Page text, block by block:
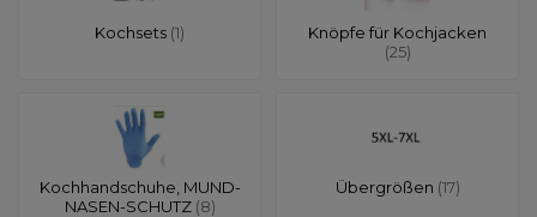
Kochsets (1)
Knöpfe für Kochjacken
(25)
Kochhandschuhe, MUND-
NASEN-SCHUTZ (8)
Übergrößen (17)